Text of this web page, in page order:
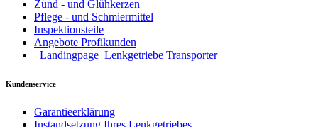
Zünd - und Glühkerzen
Pflege - und Schmiermittel
Inspektionsteile
Angebote Profikunden
_Landingpage_Lenkgetriebe Transporter
Kundenservice
Garantieerklärung
Instandsetzung Ihres Lenkgetriebes